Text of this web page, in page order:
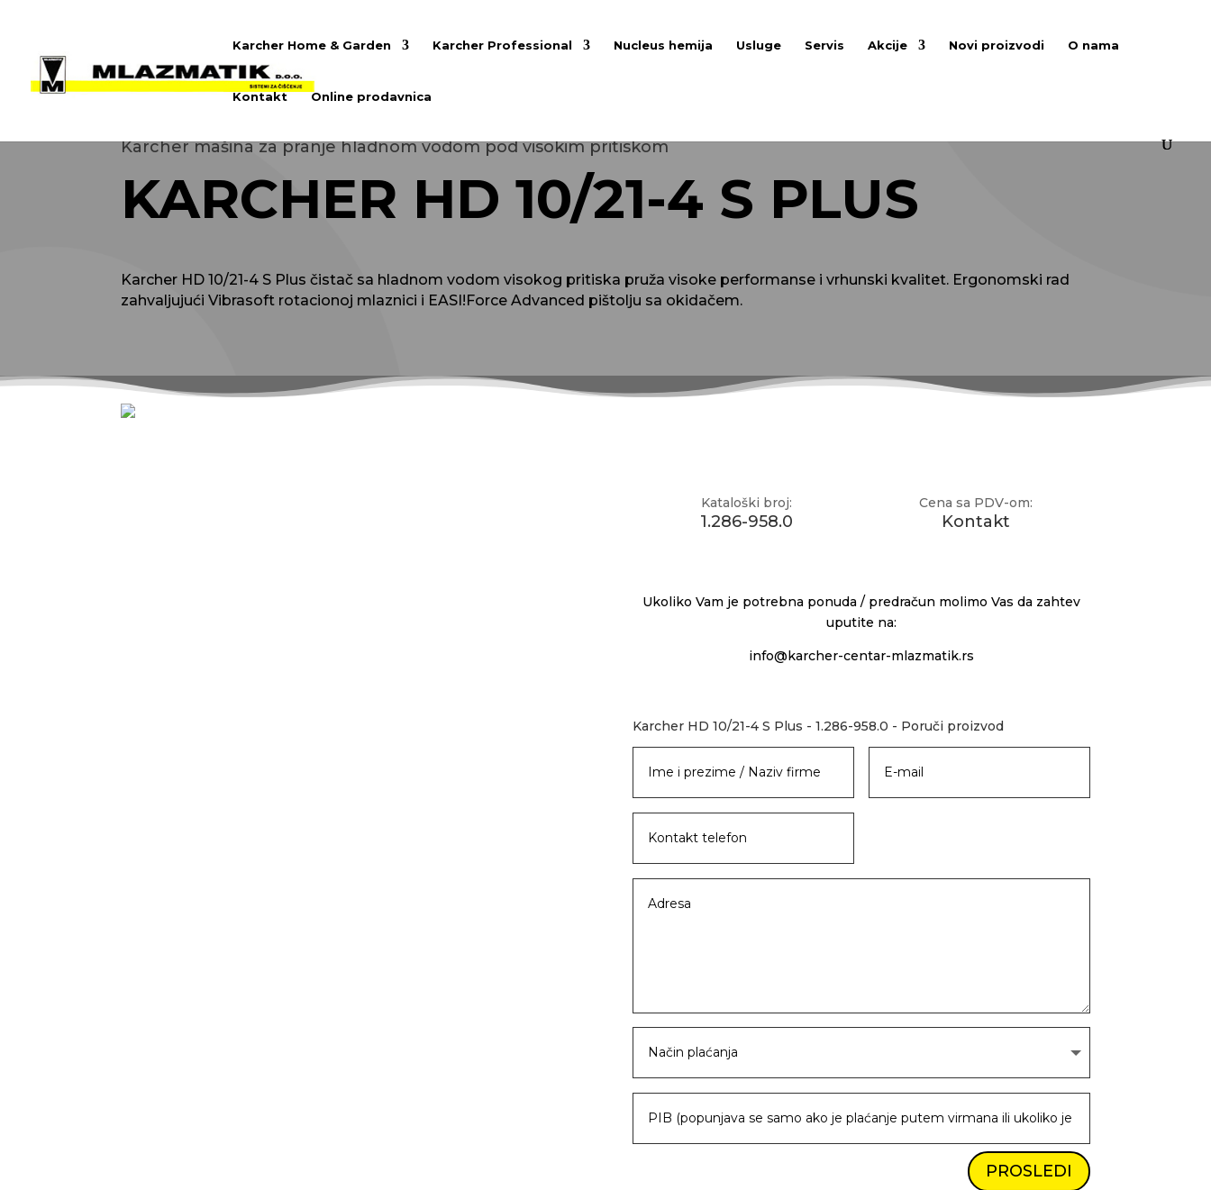
Karcher Home & Garden Karcher Professional Nucleus hemija Usluge Servis Akcije Novi proizvodi O nama
Kontakt Online prodavnica
Karcher mašina za pranje hladnom vodom pod visokim pritiskom
KARCHER HD 10/21-4 S PLUS
Karcher HD 10/21-4 S Plus čistač sa hladnom vodom visokog pritiska pruža visoke performanse i vrhunski kvalitet. Ergonomski rad
zahvaljujući Vibrasoft rotacionoj mlaznici i EASI!Force Advanced pištolju sa okidačem.
Kataloški broj:
1.286-958.0
Cena sa PDV-om:
Kontakt
Ukoliko Vam je potrebna ponuda / predračun molimo Vas da zahtev
uputite na:
info@karcher-centar-mlazmatik.rs
Karcher HD 10/21-4 S Plus - 1.286-958.0 - Poruči proizvod
PROSLEDI